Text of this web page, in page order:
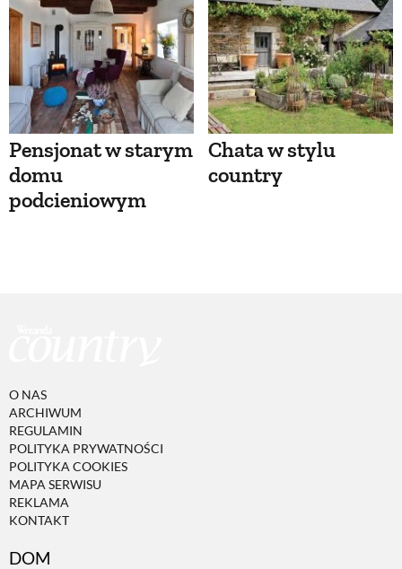
Pensjonat w starym
domu
podcieniowym
Chata w stylu
country
O NAS
ARCHIWUM
REGULAMIN
POLITYKA PRYWATNOŚCI
POLITYKA COOKIES
MAPA SERWISU
REKLAMA
KONTAKT
DOM